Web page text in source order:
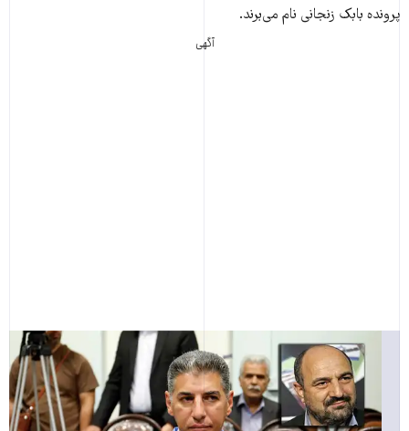
پرونده بابک زنجانی نام می‌برند.
آگهی